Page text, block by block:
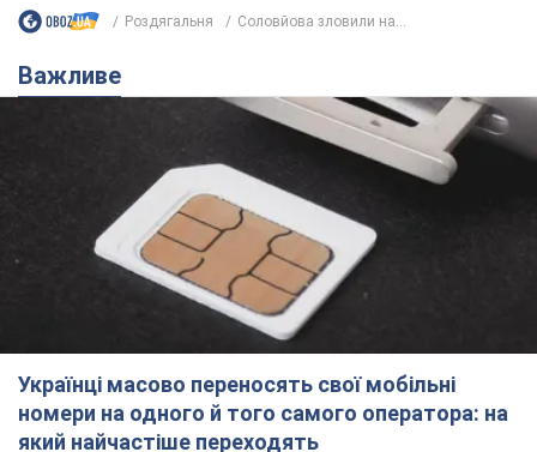
Роздягальня Соловйова зловили на...
Важливе
Українці масово переносять свої мобільні
номери на одного й того самого оператора: на
який найчастіше переходять